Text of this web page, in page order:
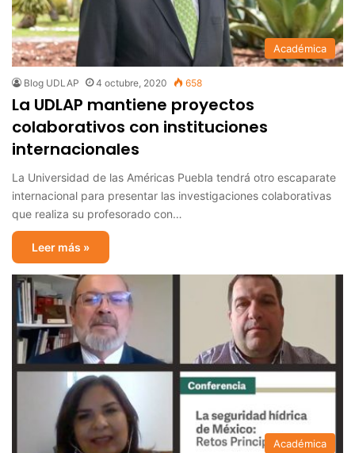
Académica
Blog UDLAP 4 octubre, 2020 658
La UDLAP mantiene proyectos
colaborativos con instituciones
internacionales
La Universidad de las Américas Puebla tendrá otro escaparate
internacional para presentar las investigaciones colaborativas
que realiza su profesorado con…
Leer más »
Académica